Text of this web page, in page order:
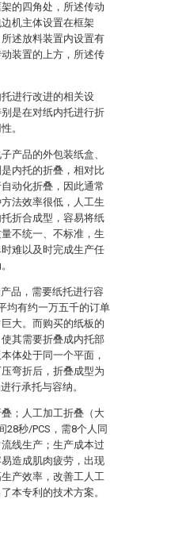
的四角处，所述传动
机主体设置在框架
述放料装置内设置有
装置的上方，所述传
进行改进的相关设
是在对纸内托进行折
。
产品的外包装纸盒、
内托的折叠，相对比
动化折叠，因此通常
法效率很低，人工生
折合成型，容易将纸
不统一、不标准，生
难以及时完成生产任
品，需要纸托进行容
均有约一万五千的订单
大。而购买的纸板的
其需要折叠成内托部
体处于同一个平面，
弯折后，折叠成型为
行承托与容纳。
；人工加工折叠（大
28秒/PCS，需8个人同
线生产；生产成本过
造成肌肉疲劳，出现
产效率，改善工人工
本专利的技术方案。